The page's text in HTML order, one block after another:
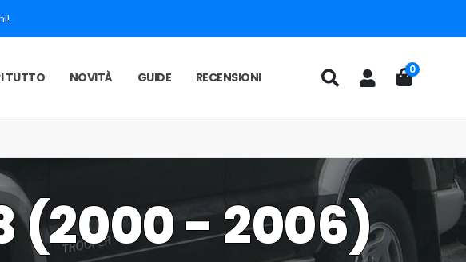
TUTTO NOVITÀ GUIDE RECENSIONI
0
(2000 - 2006)